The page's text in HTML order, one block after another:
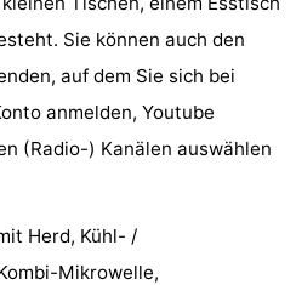
Sie können auch den
auf dem Sie sich bei
anmelden, Youtube
(Radio-) Kanälen auswählen
Herd, Kühl- /
Mikrowelle,